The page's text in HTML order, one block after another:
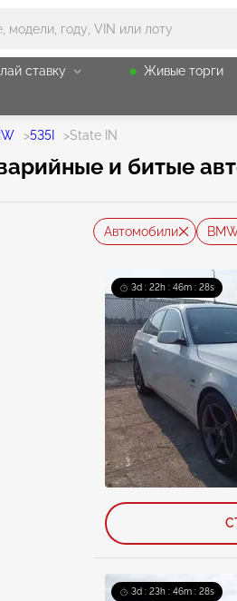
ставку Живые торги
>535I >State IN
и битые
Автомобили
3d : 22h : 46m : 26s
3d : 23h : 46m : 26s